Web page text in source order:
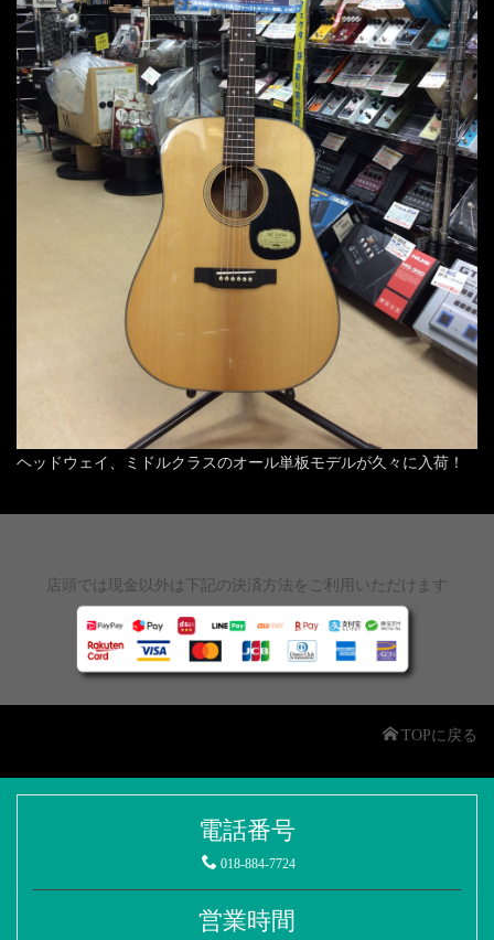
ヘッドウェイ、ミドルクラスのオール単板モデルが久々に入荷！
店頭では現金以外は下記の決済方法をご利用いただけます
TOPに戻る
電話番号
018-884-7724
営業時間